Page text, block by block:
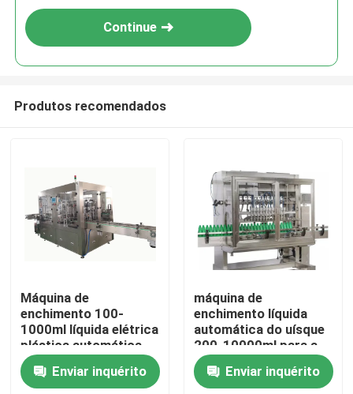
Casa
Produtos
Vídeos
Continue
Produtos recomendados
Máquina de
enchimento 100-
1000ml líquida elétrica
plástica automática
Enviar inquérito
máquina de
enchimento líquida
automática do uísque
200-10000ml para a
garrafa pequena
Enviar inquérito